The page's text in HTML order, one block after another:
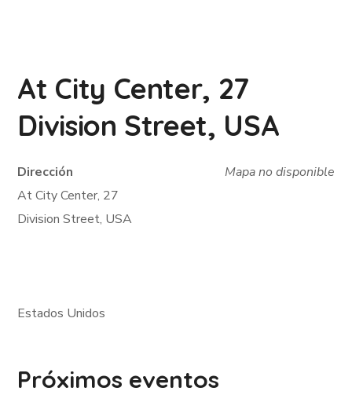
At City Center, 27
Division Street, USA
Mapa no disponible
Dirección
At City Center, 27
Division Street, USA
Estados Unidos
Próximos eventos